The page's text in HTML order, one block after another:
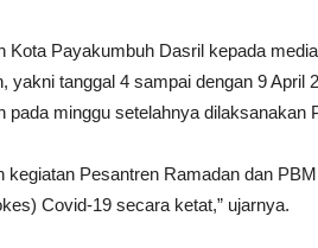
Kota Payakumbuh Dasril kepada
yakni tanggal 4 sampai dengan 9
pada minggu setelahnya
kegiatan Pesantren Ramadan dan
Covid-19 secara ketat,” ujarnya.